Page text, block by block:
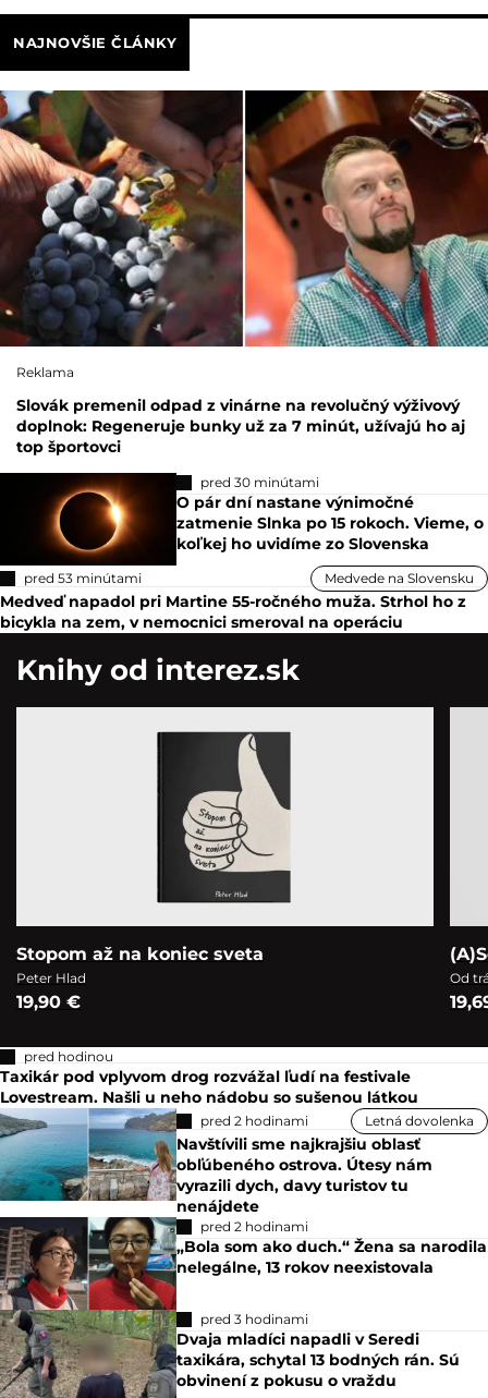
NAJNOVŠIE ČLÁNKY
Reklama
Slovák premenil odpad z vinárne na revolučný výživový
doplnok: Regeneruje bunky už za 7 minút, užívajú ho aj
top športovci
pred 30 minútami
O pár dní nastane výnimočné
zatmenie Slnka po 15 rokoch. Vieme, o
koľkej ho uvidíme zo Slovenska
pred 53 minútami Medvede na Slovensku
Medveď napadol pri Martine 55-ročného muža. Strhol ho z
bicykla na zem, v nemocnici smeroval na operáciu
Knihy od interez.sk
Stopom až na koniec sveta
Peter Hlad
19,90 €
Od
pred hodinou
Taxikár pod vplyvom drog rozvážal ľudí na festivale
Lovestream. Našli u neho nádobu so sušenou látkou
pred 2 hodinami Letná dovolenka
Navštívili sme najkrajšiu oblasť
obľúbeného ostrova. Útesy nám
vyrazili dych, davy turistov tu
nenájdete
pred 2 hodinami
„Bola som ako duch.“ Žena sa narodila
nelegálne, 13 rokov neexistovala
pred 3 hodinami
Dvaja mladíci napadli v Seredi
taxikára, schytal 13 bodných rán. Sú
obvinení z pokusu o vraždu